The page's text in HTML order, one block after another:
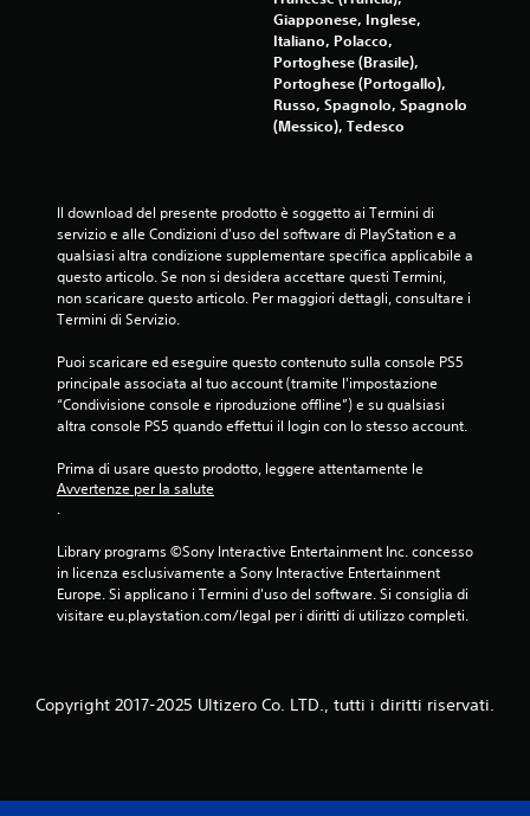
e
e
s
p
o
s
a
r
t
i
r
a
e
n
u
s
a
i
s
a
l
v
a
a
g
g
i
m
a
n
a
l
i
p
o
r
e
Giapponese, Inglese,
Italiano, Polacco,
Portoghese (Brasile),
Portoghese (Portogallo),
Russo, Spagnolo, Spagnolo
(Messico), Tedesco
Il download del presente prodotto è soggetto ai Termini di
servizio e alle Condizioni d'uso del software di PlayStation e a
qualsiasi altra condizione supplementare specifica applicabile a
questo articolo. Se non si desidera accettare questi Termini,
non scaricare questo articolo. Per maggiori dettagli, consultare i
Termini di Servizio.
Puoi scaricare ed eseguire questo contenuto sulla console PS5
principale associata al tuo account (tramite l'impostazione
“Condivisione console e riproduzione offline”) e su qualsiasi
altra console PS5 quando effettui il login con lo stesso account.
Prima di usare questo prodotto, leggere attentamente le
Avvertenze per la salute
.
Library programs ©Sony Interactive Entertainment Inc. concesso
in licenza esclusivamente a Sony Interactive Entertainment
Europe. Si applicano i Termini d'uso del software. Si consiglia di
visitare eu.playstation.com/legal per i diritti di utilizzo completi.
Copyright 2017-2025 Ultizero Co. LTD., tutti i diritti riservati.